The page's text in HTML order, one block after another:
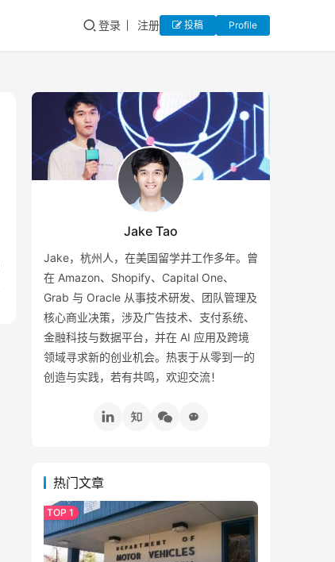
登录 注册 投稿 Profile
Jake Tao
Jake，杭州人，在美国留学并工作多年。曾
在 Amazon、Shopify、Capital One、
Grab 与 Oracle 从事技术研发、团队管理及
核心商业决策，涉及广告技术、支付系统、
金融科技与数据平台，并在 AI 应用及跨境
领域寻求新的创业机会。热衷于从零到一的
创造与实践，若有共鸣，欢迎交流！
热门文章